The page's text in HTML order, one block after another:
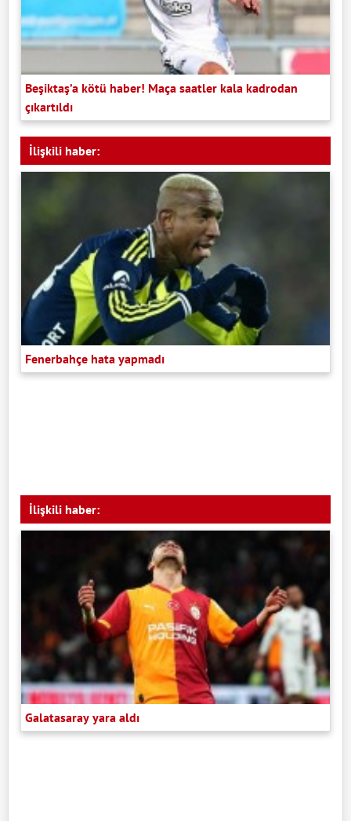
Beşiktaş’a kötü haber! Maça saatler kala kadrodan
çıkartıldı
İlişkili haber:
Fenerbahçe hata yapmadı
İlişkili haber:
Galatasaray yara aldı